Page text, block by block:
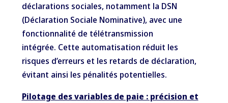
déclarations sociales, notamment la DSN
(Déclaration Sociale Nominative), avec une
fonctionnalité de télétransmission
intégrée. Cette automatisation réduit les
risques d’erreurs et les retards de déclaration,
évitant ainsi les pénalités potentielles.
Pilotage des variables de paie : précision et